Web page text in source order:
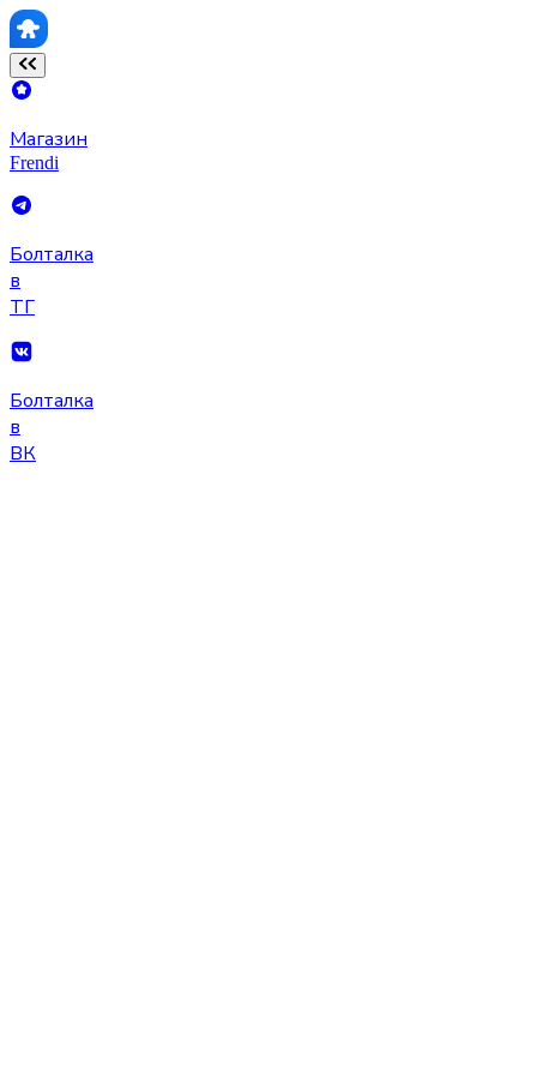
Магазин
Frendi
Болталка
в
ТГ
Болталка
в
ВК